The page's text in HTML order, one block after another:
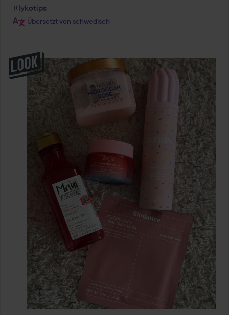
#lykotips
Übersetzt von schwedisch